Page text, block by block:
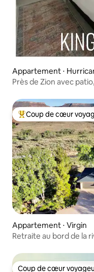
Appartement ⋅
Près de Zion avec
Coups de cœur
Coup de cœur
Appartement ⋅ Virgin
Retraite au bord de la
Coup de cœur